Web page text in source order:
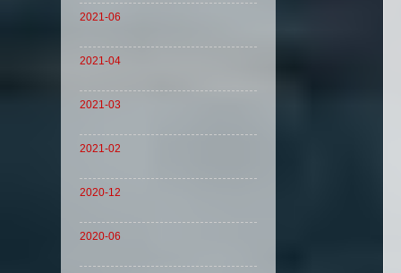
2021-06
2021-04
2021-03
2021-02
2020-12
2020-06